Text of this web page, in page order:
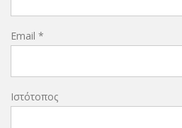
Email *
Ιστότοπος